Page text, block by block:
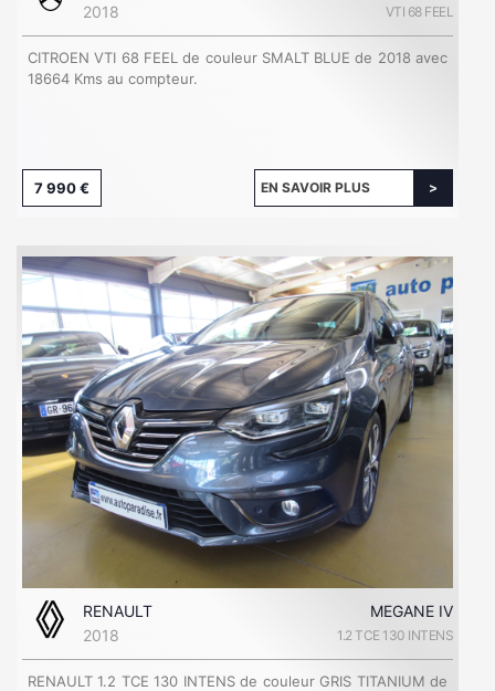
2018
VTI 68 FEEL
CITROEN VTI 68 FEEL de couleur SMALT BLUE de 2018 avec
18664 Kms au compteur.
7 990 € EN SAVOIR PLUS
RENAULT
MEGANE IV
2018
1.2 TCE 130 INTENS
RENAULT 1.2 TCE 130 INTENS de couleur GRIS TITANIUM de